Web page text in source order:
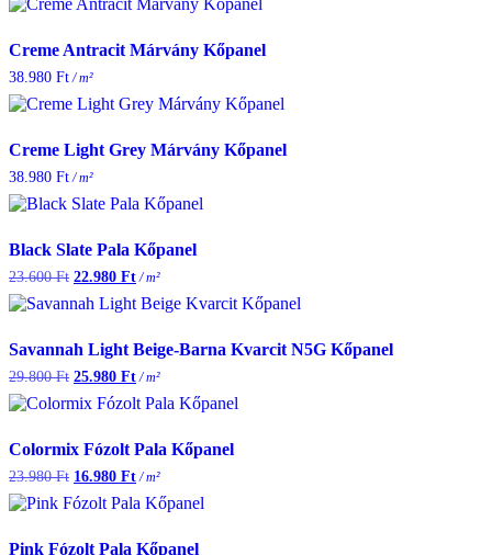
Creme Antracit Márvány Kőpanel
38.980 Ft/ m²
Creme Light Grey Márvány Kőpanel
38.980 Ft/ m²
Black Slate Pala Kőpanel
23.600Ft Original
price
was:
22.980 FtCurrent
price
is:
/ m²
Savannah Light Beige-Barna Kvarcit N5G Kőpanel
29.800Ft Original
price
was:
25.980 Ft Current
price
is:
/ m²
Colormix Fózolt Pala Kőpanel
23.980Ft Original
price
was:
16.980 Ft Current
price
is:
/ m²
Pink Fózolt Pala Kőpanel